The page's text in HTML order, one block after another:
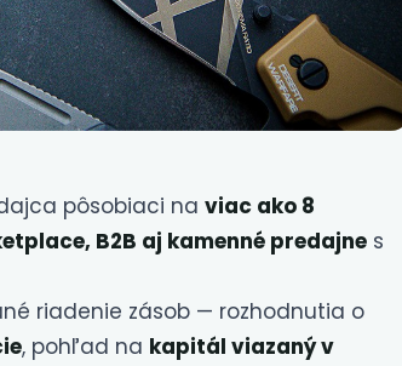
pôsobiaci na viac ako 8
B2B aj kamenné predajne s
riadenie zásob — rozhodnutia o
, pohľad na kapitál viazaný v